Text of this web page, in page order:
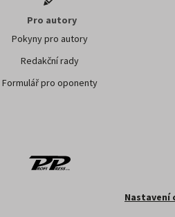
Pro autory
Pokyny pro autory
Redakční rady
Formulář pro oponenty
Nastavení